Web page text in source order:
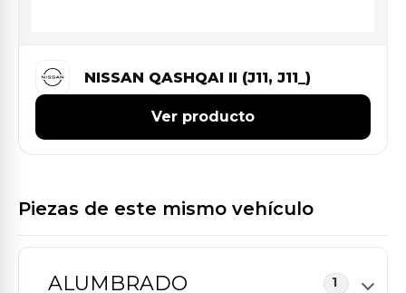
NISSAN QASHQAI II (J11, J11_)
Ver producto
Piezas de este mismo vehículo
ALUMBRADO 1